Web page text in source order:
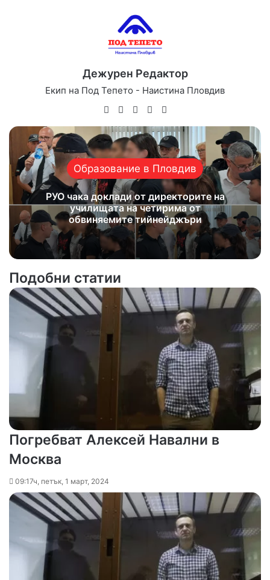
Дежурен Редактор
Екип на Под Тепето - Наистина Пловдив
WebsiteFacebook
X YouTube
Образование в Пловдив
РУО чака доклади от директорите на
училищата на четирима от
обвиняемите тийнейджъри
Подобни статии
Погребват Алексей Навални в
Москва
09:17ч, петък, 1 март, 2024